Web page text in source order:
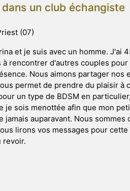
un club échangiste
(07)
et je suis avec un homme. J'ai
rencontrer d'autres couples
Nous aimons partager nos
permet de prendre du plaisir à
un type de BDSM en
sois menottée afin que mon
jamais auparavant. Nous
lirons vos messages pour
revoir.